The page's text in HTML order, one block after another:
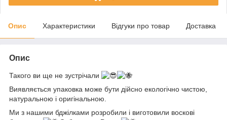
Опис Характеристики Відгуки про товар Доставка
Опис
Такого ви ще не зустрічали
Виявляється упаковка може бути дійсно екологічно чистою,
натуральною і оригінальною.
Ми з нашими бджілками розробили і виготовили воскові